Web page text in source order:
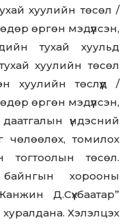
newsletter
loop.
SUBSCRIBE
хуулийн төсөл /
өргөн мэдүүлсэн,
тухай хуульд
хуулийн төсөл
хуулийн төслүүд /
өргөн мэдүүлсэн,
үндэсний
чөлөөлөх, томилох
төсөл.
хорооны
Д.Сүхбаатар”
Хэлэлцэх